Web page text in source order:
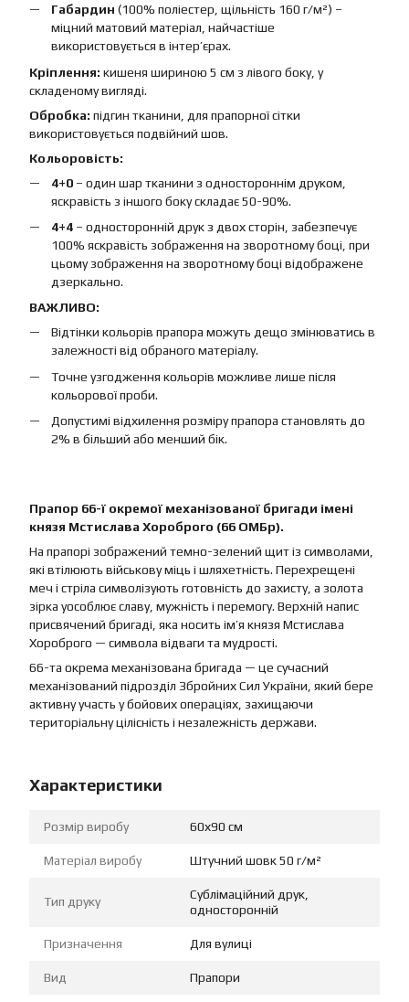
Габардин (100% поліестер, щільність 160 г/м²) –
міцний матовий матеріал, найчастіше
використовується в інтер’єрах.
Кріплення: кишеня шириною 5 см з лівого боку, у
складеному вигляді.
Обробка: підгин тканини, для прапорної сітки
використовується подвійний шов.
Кольоровість:
4+0 – один шар тканини з одностороннім друком,
яскравість з іншого боку складає 50-90%.
4+4 – односторонній друк з двох сторін, забезпечує
100% яскравість зображення на зворотному боці, при
цьому зображення на зворотному боці відображене
дзеркально.
ВАЖЛИВО:
Відтінки кольорів прапора можуть дещо змінюватись в
залежності від обраного матеріалу.
Точне узгодження кольорів можливе лише після
кольорової проби.
Допустимі відхилення розміру прапора становлять до
2% в більший або менший бік.
Прапор 66-ї окремої механізованої бригади імені
князя Мстислава Хороброго (66 ОМБр).
На прапорі зображений темно-зелений щит із символами,
які втілюють військову міць і шляхетність. Перехрещені
меч і стріла символізують готовність до захисту, а золота
зірка уособлює славу, мужність і перемогу. Верхній напис
присвячений бригаді, яка носить ім’я князя Мстислава
Хороброго — символа відваги та мудрості.
66-та окрема механізована бригада — це сучасний
механізований підрозділ Збройних Сил України, який бере
активну участь у бойових операціях, захищаючи
територіальну цілісність і незалежність держави.
Характеристики
Розмір виробу 60х90 см
Матеріал виробу Штучний шовк 50 г/м²
Тип друку
Сублімаційний друк,
односторонній
Призначення Для вулиці
Вид Прапори